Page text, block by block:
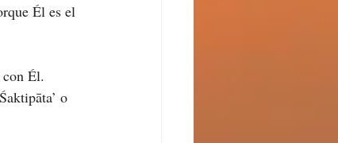
Él es el
Él.
o